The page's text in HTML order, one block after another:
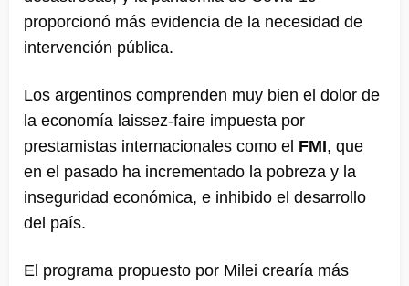
proporcionó más evidencia de la necesidad de
intervención pública.
Los argentinos comprenden muy bien el dolor de
la economía laissez-faire impuesta por
prestamistas internacionales como el FMI, que
en el pasado ha incrementado la pobreza y la
inseguridad económica, e inhibido el desarrollo
del país.
El programa propuesto por Milei crearía más